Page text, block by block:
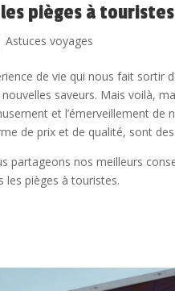
pièges à
Astuces voyages
de vie qui nous fait
saveurs. Mais voilà,
et l’émerveillement
de prix et de qualité, sont
partageons nos meilleurs
les pièges à touristes.